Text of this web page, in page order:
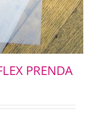
PRENDA